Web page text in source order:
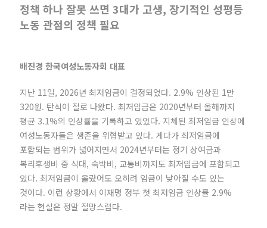
정책 하나 잘못 쓰면 3대가 고생, 장기적인 성평등
노동 관점의 정책 필요
배진경 한국여성노동자회 대표
지난 11일, 2026년 최저임금이 결정되었다. 2.9% 인상된 1만
320원. 탄식이 절로 나왔다. 최저임금은 2020년부터 올해까지
평균 3.1%의 인상률을 기록하고 있었다. 지체된 최저임금 인상에
여성노동자들은 생존을 위협받고 있다. 게다가 최저임금에
포함되는 범위가 넓어지면서 2024년부터는 정기 상여금과
복리후생비 중 식대, 숙박비, 교통비까지도 최저임금에 포함되고
있다. 최저임금이 올랐어도 오히려 임금이 낮아질 수도 있는
것이다. 이런 상황에서 이재명 정부 첫 최저임금 인상률 2.9%
라는 현실은 정말 절망스럽다.